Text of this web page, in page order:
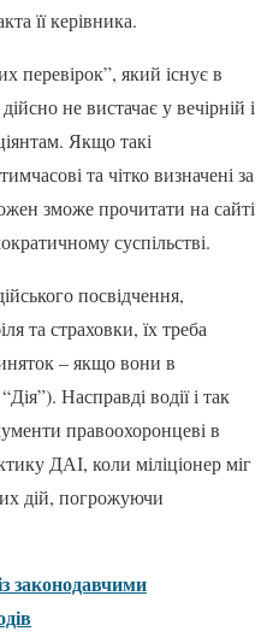
її керівника.
перевірок”, який існує в
не вистачає у вечірній і
Якщо такі
та чітко визначені за
зможе прочитати на сайті
суспільстві.
посвідчення,
та страховки, їх треба
– якщо вони в
Насправді водії і так
правоохоронцеві в
ДАІ, коли міліціонер міг
дій, погрожуючи
законодавчими